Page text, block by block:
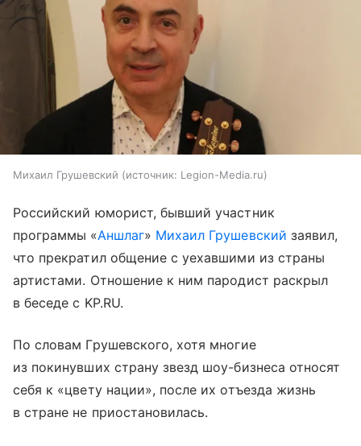
Михаил Грушевский источник: Legion-Media.ru
Российский юморист, бывший участник
программы «Аншлаг» Михаил Грушевский заявил,
что прекратил общение с уехавшими из страны
артистами. Отношение к ним пародист раскрыл
в беседе с KP.RU.
По словам Грушевского, хотя многие
из покинувших страну звезд шоу-бизнеса относят
себя к «цвету нации», после их отъезда жизнь
в стране не приостановилась.